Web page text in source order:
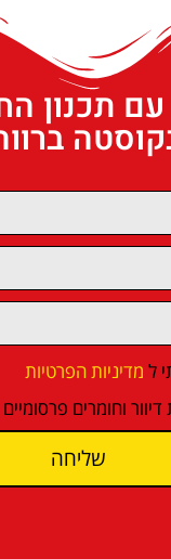
תכנון
ל מדיניות הפרטיות
וחומרים פרסומיים
שליחה